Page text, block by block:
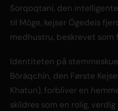
Sorqoqtani, den
til Möge, kejser Ögedeis
medhustru, beskrevet
Identiteten på
Böräqchin, den Første
Khatun), forbliver en
skildres som en rolig,